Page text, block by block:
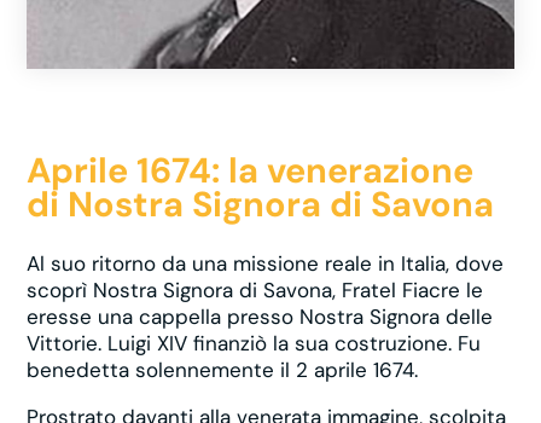
Aprile 1674: la venerazione
di Nostra Signora di Savona
Al suo ritorno da una missione reale in Italia, dove
scoprì Nostra Signora di Savona, Fratel Fiacre le
eresse una cappella presso Nostra Signora delle
Vittorie. Luigi XIV finanziò la sua costruzione. Fu
benedetta solennemente il 2 aprile 1674.
Prostrato davanti alla venerata immagine, scolpita